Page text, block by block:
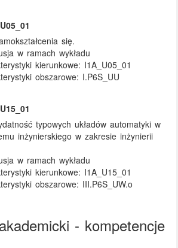
się.
w ramach wykładu
kierunkowe: I1A_U05_01
obszarowe: I.P6S_UU
typowych układów automatyki w
inżynierskiego w zakresie inżynierii
w ramach wykładu
kierunkowe: I1A_U15_01
obszarowe: III.P6S_UW.o
- kompetencje